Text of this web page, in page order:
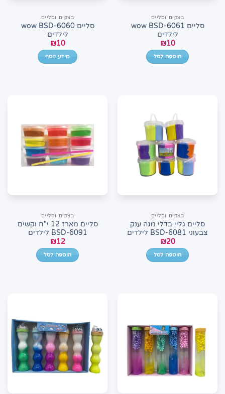
בצקים וסליים
סליים wow BSD-6061
לילדים
₪10
הוספה לסל
בצקים וסליים
סליים wow BSD-6060
לילדים
₪10
מידע נוסף
בצקים וסליים
סליים גליי בדלי מגה ענק
צבעוני BSD-6081 לילדים
₪20
הוספה לסל
בצקים וסליים
סליים מארז 12 י"ח וקשים
BSD-6091 לילדים
₪12
הוספה לסל